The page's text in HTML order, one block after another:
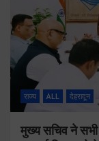
राज्य ALL देहरादून
मुख्य सचिव ने सभी